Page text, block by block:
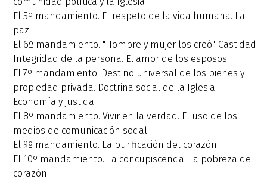
El 5º mandamiento. El respeto de la vida humana. La
paz
El 6º mandamiento. "Hombre y mujer los creó". Castidad.
Integridad de la persona. El amor de los esposos
El 7º mandamiento. Destino universal de los bienes y
propiedad privada. Doctrina social de la Iglesia.
Economía y justicia
El 8º mandamiento. Vivir en la verdad. El uso de los
medios de comunicación social
El 9º mandamiento. La purificación del corazón
El 10º mandamiento. La concupiscencia. La pobreza de
corazón